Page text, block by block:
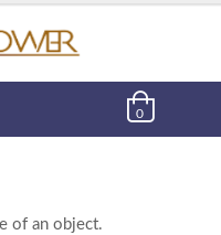
0
of an object.